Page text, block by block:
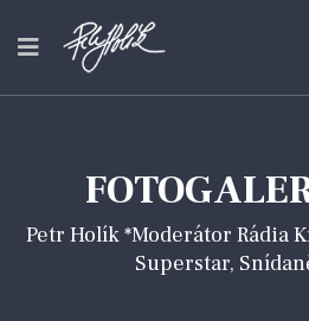
Petr Holík *Moderátor Rádia
Superstar,